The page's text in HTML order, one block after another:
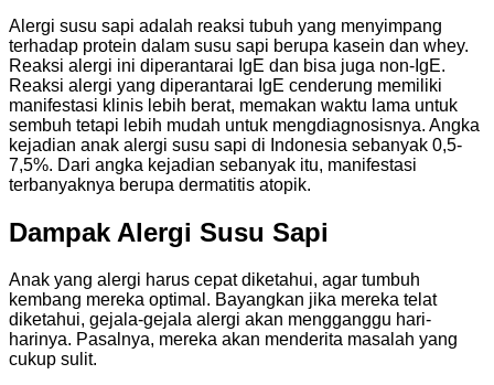
Alergi susu sapi adalah reaksi tubuh yang menyimpang
terhadap protein dalam susu sapi berupa kasein dan whey.
Reaksi alergi ini diperantarai IgE dan bisa juga non-IgE.
Reaksi alergi yang diperantarai IgE cenderung memiliki
manifestasi klinis lebih berat, memakan waktu lama untuk
sembuh tetapi lebih mudah untuk mengdiagnosisnya. Angka
kejadian anak alergi susu sapi di Indonesia sebanyak 0,5-
7,5%. Dari angka kejadian sebanyak itu, manifestasi
terbanyaknya berupa dermatitis atopik.
Dampak Alergi Susu Sapi
Anak yang alergi harus cepat diketahui, agar tumbuh
kembang mereka optimal. Bayangkan jika mereka telat
diketahui, gejala-gejala alergi akan mengganggu hari-
harinya. Pasalnya, mereka akan menderita masalah yang
cukup sulit.